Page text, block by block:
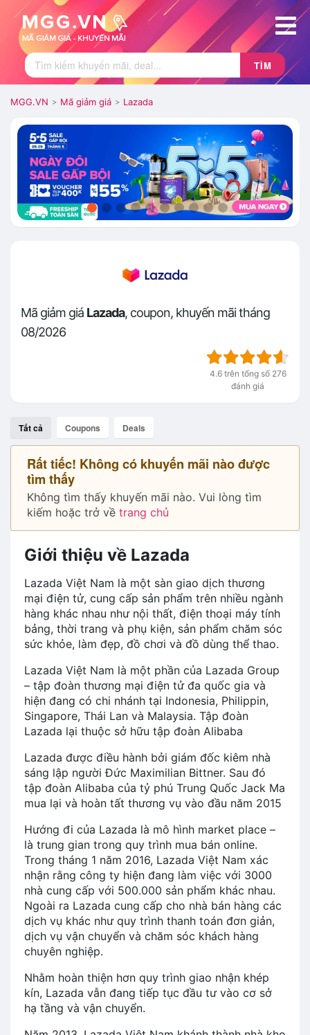
TÌM
MGG.VN > Mã giảm giá > Lazada
.
Mã giảm giá Lazada, coupon, khuyến mãi tháng
08/2026
4.6 trên tổng số 276
đánh giá
Tất cả Coupons Deals
Rất tiếc! Không có khuyến mãi nào được
tìm thấy
Không tìm thấy khuyến mãi nào. Vui lòng tìm
kiếm hoặc trở về trang chủ
Giới thiệu về Lazada
Lazada Việt Nam là một sàn giao dịch thương
mại điện tử, cung cấp sản phẩm trên nhiều ngành
hàng khác nhau như nội thất, điện thoại máy tính
bảng, thời trang và phụ kiện, sản phẩm chăm sóc
sức khỏe, làm đẹp, đồ chơi và đồ dùng thể thao.
Lazada Việt Nam là một phần của Lazada Group
– tập đoàn thương mại điện tử đa quốc gia và
hiện đang có chi nhánh tại Indonesia, Philippin,
Singapore, Thái Lan và Malaysia. Tập đoàn
Lazada lại thuộc sở hữu tập đoàn Alibaba
Lazada được điều hành bởi giám đốc kiêm nhà
sáng lập người Đức Maximilian Bittner. Sau đó
tập đoàn Alibaba của tỷ phú Trung Quốc Jack Ma
mua lại và hoàn tất thương vụ vào đầu năm 2015
Hướng đi của Lazada là mô hình market place –
là trung gian trong quy trình mua bán online.
Trong tháng 1 năm 2016, Lazada Việt Nam xác
nhận rằng công ty hiện đang làm việc với 3000
nhà cung cấp với 500.000 sản phẩm khác nhau.
Ngoài ra Lazada cung cấp cho nhà bán hàng các
dịch vụ khác như quy trình thanh toán đơn giản,
dịch vụ vận chuyển và chăm sóc khách hàng
chuyên nghiệp.
Nhằm hoàn thiện hơn quy trình giao nhận khép
kín, Lazada vẫn đang tiếp tục đầu tư vào cơ sở
hạ tầng và vận chuyển.